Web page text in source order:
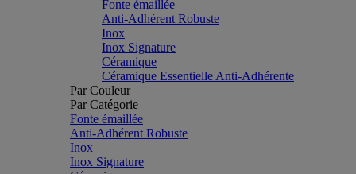
Fonte émaillée
Anti-Adhérent Robuste
Inox
Inox Signature
Céramique
Céramique Essentielle Anti-Adhérente
Par Couleur
Par Catégorie
Fonte émaillée
Anti-Adhérent Robuste
Inox
Inox Signature